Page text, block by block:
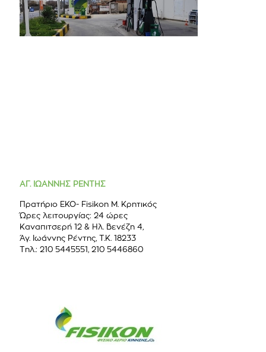
ΑΓ. ΙΩΑΝΝΗΣ ΡΕΝΤΗΣ
Πρατήριο ΕΚΟ- Fisikon Μ. Κρητικός
Ώρες λειτουργίας: 24 ώρες
Καναπιτσερή 12 & Ηλ. Βενέζη 4,
Άγ. Ιωάννης Ρέντης, Τ.Κ. 18233
Τηλ.: 210 5445551, 210 5446860